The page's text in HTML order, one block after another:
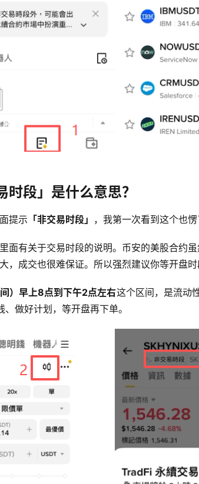
段」是什么意思？
提示 「非交易时段」 ，我第一次看到这个也
面有关于交易时段的说明。币安的美股合约
，成交也很难保证。所以强烈建议你等开盘时
）早上8点到下午2点左右这个区间，是流动
做好计划，等开盘再下单。